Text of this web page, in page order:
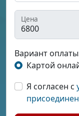
Цена
Вариант
Картой
Я согласен с